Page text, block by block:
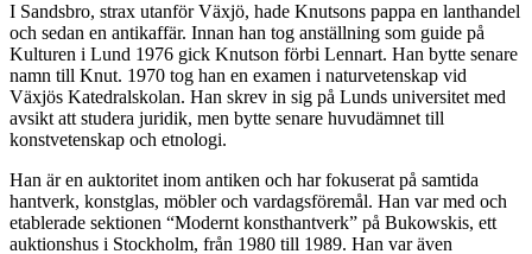
I Sandsbro, strax utanför Växjö, hade Knutsons pappa en lanthandel
och sedan en antikaffär. Innan han tog anställning som guide på
Kulturen i Lund 1976 gick Knutson förbi Lennart. Han bytte senare
namn till Knut. 1970 tog han en examen i naturvetenskap vid
Växjös Katedralskolan. Han skrev in sig på Lunds universitet med
avsikt att studera juridik, men bytte senare huvudämnet till
konstvetenskap och etnologi.
Han är en auktoritet inom antiken och har fokuserat på samtida
hantverk, konstglas, möbler och vardagsföremål. Han var med och
etablerade sektionen “Modernt konsthantverk” på Bukowskis, ett
auktionshus i Stockholm, från 1980 till 1989. Han var även